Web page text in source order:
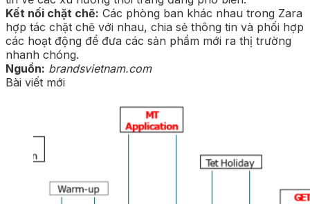
Kết nối chặt chẽ: Các phòng ban khác nhau trong Zara
hợp tác chặt chẽ với nhau, chia sẻ thông tin và phối hợp
các hoạt động để đưa các sản phẩm mới ra thị trường
nhanh chóng.
Nguồn: brandsvietnam.com
Bài viết mới